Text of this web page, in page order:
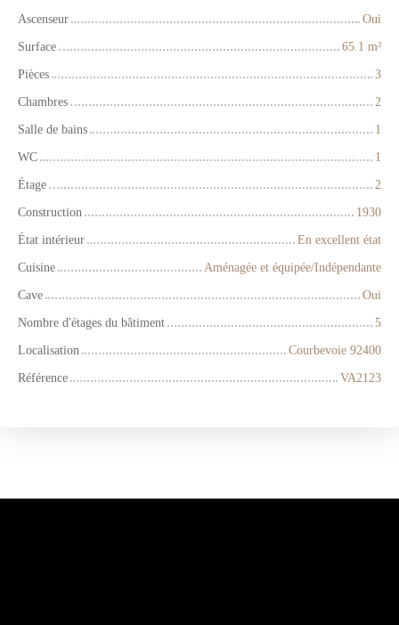
Ascenseur
Oui
Surface
65.1 m²
Pièces
3
Chambres
2
Salle de bains
1
WC
1
Étage
2
Construction
1930
État intérieur
En excellent état
Cuisine
Aménagée et équipée/Indépendante
Cave
Oui
Nombre d'étages du bâtiment
5
Localisation
Courbevoie 92400
Référence
VA2123